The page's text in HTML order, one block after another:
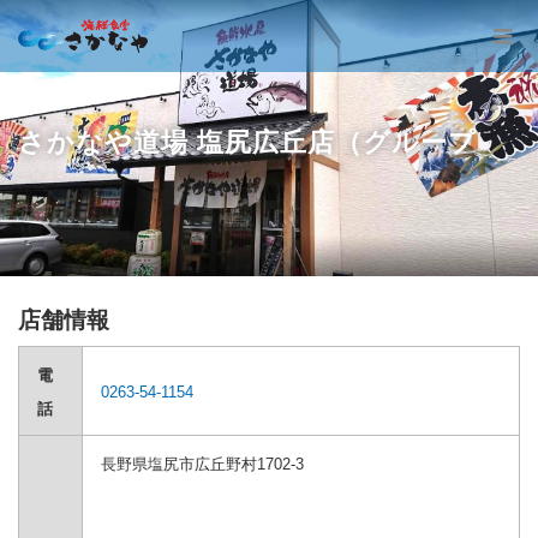
さかなや道場 塩尻広丘店（グループ
店）
店舗情報
電
話
0263-54-1154
長野県塩尻市広丘野村1702-3